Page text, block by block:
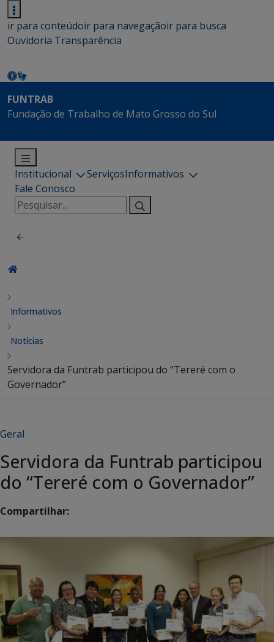
ir para conteúdoir para navegaçãoir para busca
Ouvidoria Transparência
FUNTRAB
Fundação de Trabalho de Mato Grosso do Sul
Institucional ServiçosInformativos
Fale Conosco
Pesquisar
por:
Informativos
Notícias
Servidora da Funtrab participou do “Tereré com o
Governador”
Geral
Servidora da Funtrab participou
do “Tereré com o Governador”
Compartilhar: